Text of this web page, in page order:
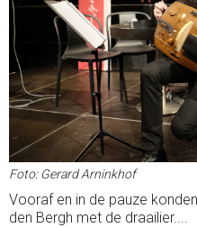
Foto: Gerard Arninkhof
Vooraf en in de pauze
den Bergh met de draailier....